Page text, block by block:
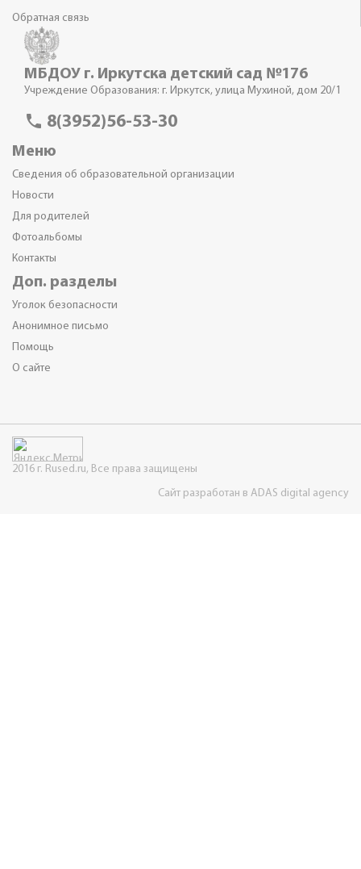
Обратная связь
МБДОУ г. Иркутска детский сад №176
Учреждение Образования: г. Иркутск, улица Мухиной, дом 20/1
phone 8(3952)56-53-30
Меню
Сведения об образовательной организации
Новости
Для родителей
Фотоальбомы
Контакты
Доп. разделы
Уголок безопасности
Анонимное письмо
Помощь
О сайте
2016 г. Rused.ru, Все права защищены
Сайт разработан в ADAS digital agency